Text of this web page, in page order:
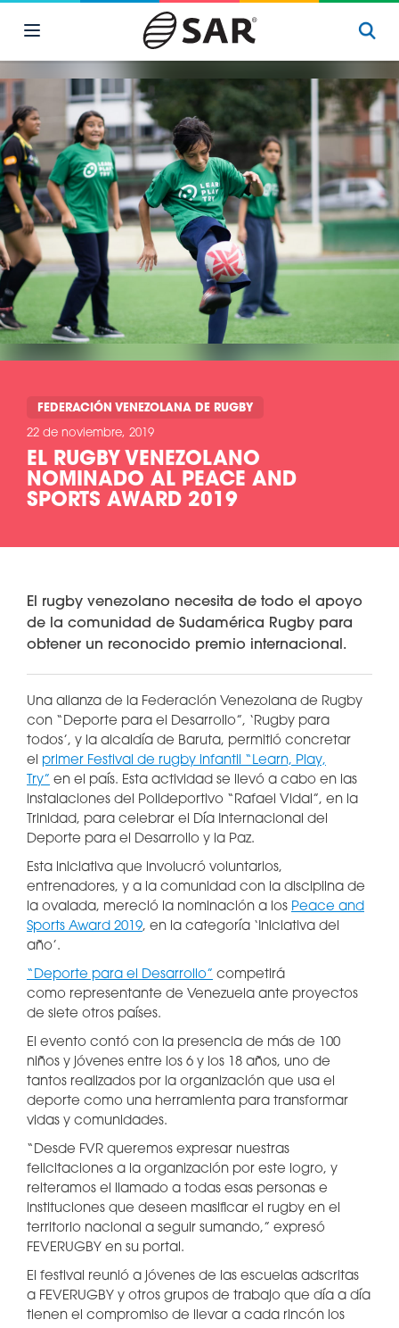
FEDERACIÓN VENEZOLANA DE RUGBY
22 de noviembre, 2019
EL RUGBY VENEZOLANO
NOMINADO AL PEACE AND
SPORTS AWARD 2019
El rugby venezolano necesita de todo el apoyo
de la comunidad de Sudamérica Rugby para
obtener un reconocido premio internacional.
Una alianza de la Federación Venezolana de Rugby
con “Deporte para el Desarrollo”, ‘Rugby para
todos’, y la alcaldía de Baruta, permitió concretar
el primer Festival de rugby infantil “Learn, Play,
Try” en el país. Esta actividad se llevó a cabo en las
instalaciones del Polideportivo “Rafael Vidal”, en la
Trinidad, para celebrar el Día Internacional del
Deporte para el Desarrollo y la Paz.
Esta iniciativa que involucró voluntarios,
entrenadores, y a la comunidad con la disciplina de
la ovalada, mereció la nominación a los Peace and
Sports Award 2019, en la categoría ‘Iniciativa del
año’.
“Deporte para el Desarrollo” competirá
como representante de Venezuela ante proyectos
de siete otros países.
El evento contó con la presencia de más de 100
niños y jóvenes entre los 6 y los 18 años, uno de
tantos realizados por la organización que usa el
deporte como una herramienta para transformar
vidas y comunidades.
“Desde FVR queremos expresar nuestras
felicitaciones a la organización por este logro, y
reiteramos el llamado a todas esas personas e
instituciones que deseen masificar el rugby en el
territorio nacional a seguir sumando,” expresó
FEVERUGBY en su portal.
El festival reunió a jóvenes de las escuelas adscritas
a FEVERUGBY y otros grupos de trabajo que día a día
tienen el compromiso de llevar a cada rincón los